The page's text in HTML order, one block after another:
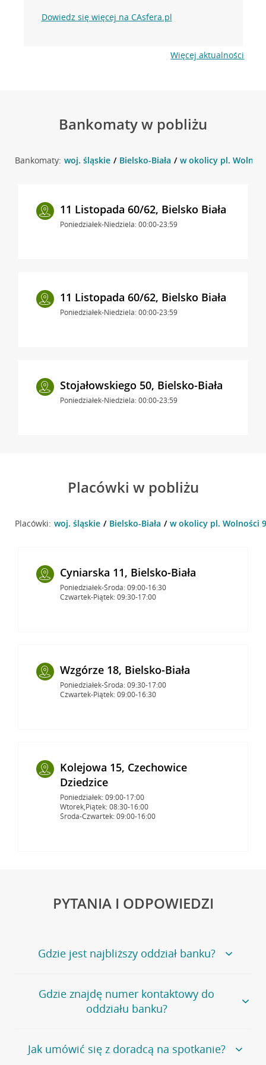
Dowiedz się więcej na CAsfera.pl
Więcej aktualności
Bankomaty w pobliżu
Bankomaty: woj. śląskie Bielsko-Biała w okolicy pl.
11 Listopada 60/62, Bielsko Biała
Poniedziałek-Niedziela: 00:00-23:59
11 Listopada 60/62, Bielsko Biała
Poniedziałek-Niedziela: 00:00-23:59
Stojałowskiego 50, Bielsko-Biała
Poniedziałek-Niedziela: 00:00-23:59
Placówki w pobliżu
Placówki: woj. śląskie Bielsko-Biała w okolicy pl. Wolności
Cyniarska 11, Bielsko-Biała
Poniedziałek-Środa: 09:00-16:30
Czwartek-Piątek: 09:30-17:00
Wzgórze 18, Bielsko-Biała
Poniedziałek-Środa: 09:30-17:00
Czwartek-Piątek: 09:00-16:30
Kolejowa 15, Czechowice
Dziedzice
Poniedziałek: 09:00-17:00
Wtorek,Piątek: 08:30-16:00
Środa-Czwartek: 09:00-16:00
PYTANIA I ODPOWIEDZI
Gdzie jest najbliższy oddział banku?
Jeśli szukasz oddziału naszego banku, zapraszamy na
stronęPlacówki i bankomaty, na której znajduje się
wygodna wyszukiwarka.
oddziałów
Gdzie znajdę numer kontaktowy do
oddziału banku?
Bank Credit Agricole nie udostępnia ogólnego numeru
telefonu do placówki bankowej.
Jak umówić się z doradcą na spotkanie?